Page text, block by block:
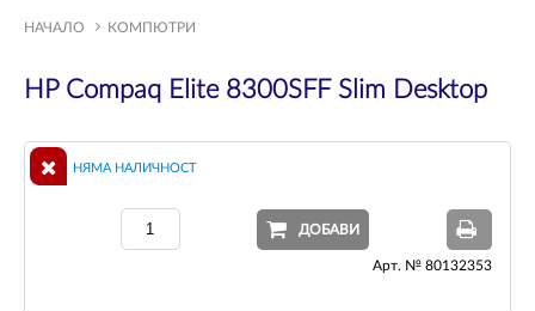
НАЧАЛО КОМПЮТРИ
HP Compaq Elite 8300SFF Slim Desktop
НЯМА НАЛИЧНОСТ
ДОБАВИ
Арт. № 80132353